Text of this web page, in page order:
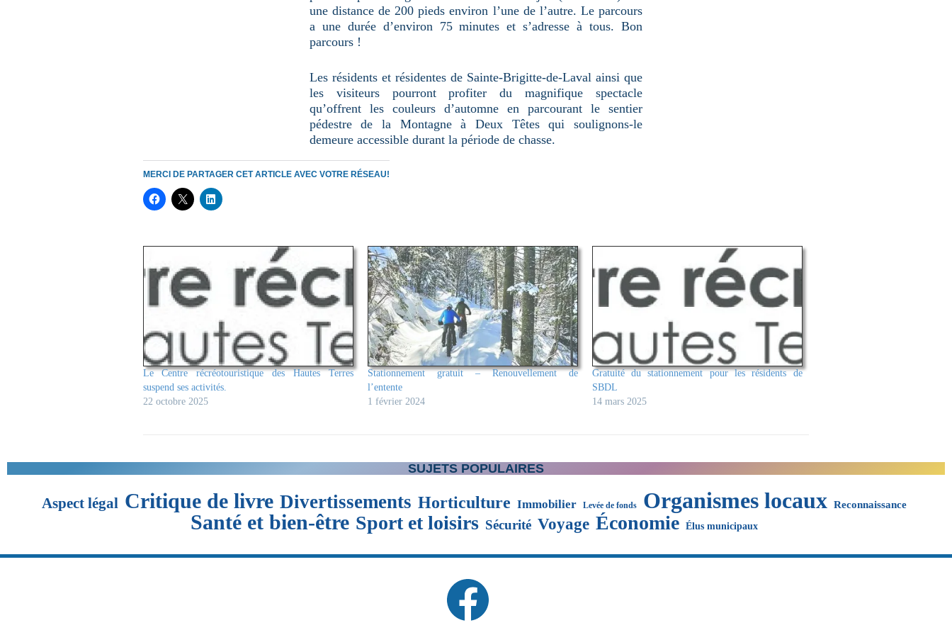
une distance de 200 pieds environ l’une de l’autre. Le parcours
a une durée d’environ 75 minutes et s’adresse à tous. Bon
parcours !
Les résidents et résidentes de Sainte-Brigitte-de-Laval ainsi que
les visiteurs pourront profiter du magnifique spectacle
qu’offrent les couleurs d’automne en parcourant le sentier
pédestre de la Montagne à Deux Têtes qui soulignons-le
demeure accessible durant la période de chasse.
MERCI DE PARTAGER CET ARTICLE AVEC VOTRE RÉSEAU!
Le Centre récréotouristique des Hautes Terres
suspend ses activités.
22 octobre 2025
Stationnement gratuit – Renouvellement de
l’entente
1 février 2024
Gratuité du stationnement pour les résidents de
SBDL
14 mars 2025
SUJETS POPULAIRES
Aspect légal Critique de livre Divertissements Horticulture Immobilier Levée de fonds Organismes locaux Reconnaissance
Santé et bien-être Sport et loisirs Sécurité Voyage Économie Élus municipaux